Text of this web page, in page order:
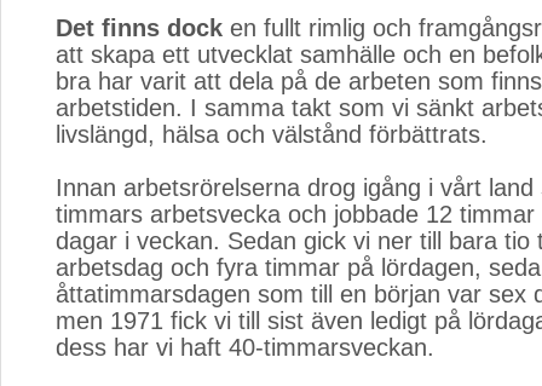
Det finns dock en fullt rimlig och
att skapa ett utvecklat samhälle och en
bra har varit att dela på de arbeten som
arbetstiden. I samma takt som vi sänkt
livslängd, hälsa och välstånd förbättrats.
Innan arbetsrörelserna drog igång i vårt land
timmars arbetsvecka och jobbade 12
dagar i veckan. Sedan gick vi ner till bara tio
arbetsdag och fyra timmar på lördagen,
åttatimmarsdagen som till en början var sex
men 1971 fick vi till sist även ledigt på
dess har vi haft 40-timmarsveckan.